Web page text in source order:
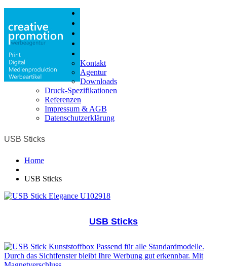
Kontakt
Agentur
Downloads
Druck-Spezifikationen
Referenzen
Impressum & AGB
Datenschutzerklärung
USB Sticks
Home
USB Sticks
USB Sticks